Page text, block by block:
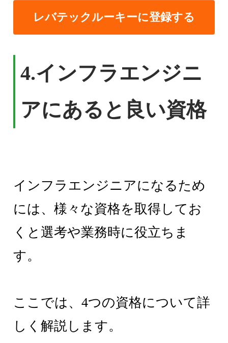
レバテックルーキーに登録する
4.インフラエンジニ
アにあると良い資格
インフラエンジニアになるため
には、様々な資格を取得してお
くと選考や業務時に役立ちま
す。
ここでは、4つの資格について詳
しく解説します。